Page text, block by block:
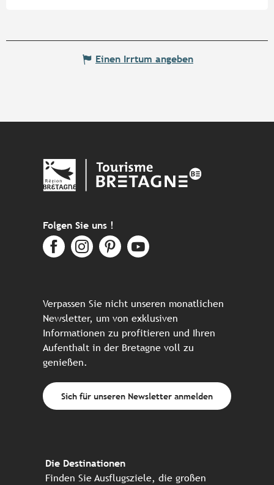
Einen Irrtum angeben
Folgen Sie uns !
Verpassen Sie nicht unseren monatlichen
Newsletter, um von exklusiven
Informationen zu profitieren und Ihren
Aufenthalt in der Bretagne voll zu
genießen.
Sich für unseren Newsletter anmelden
Die Destinationen
Finden Sie Ausflugsziele, die großen